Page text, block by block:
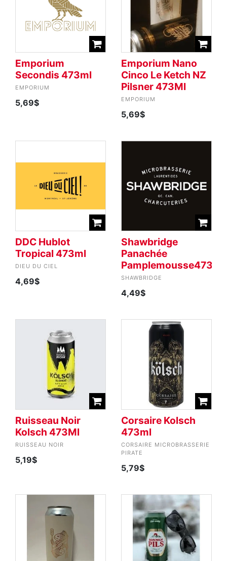
Emporium
Secondis 473ml
EMPORIUM
5,69$
Emporium Nano
Cinco Le Ketch NZ
Pilsner 473Ml
EMPORIUM
5,69$
DDC Hublot
Tropical 473ml
DIEU DU CIEL
4,69$
Shawbridge
Panachée
Pamplemousse473ml
SHAWBRIDGE
4,49$
Ruisseau Noir
Kolsch 473Ml
RUISSEAU NOIR
5,19$
Corsaire Kolsch
473ml
CORSAIRE MICROBRASSERIE
PIRATE
5,79$